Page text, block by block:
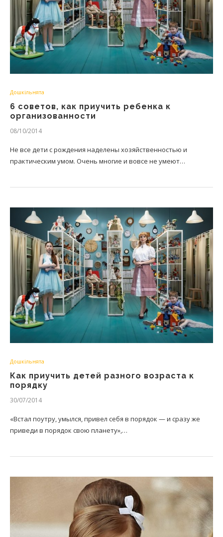
Дошкільнята
6 советов, как приучить ребенка к
организованности
08/10/2014
Не все дети с рождения наделены хозяйственностью и
практическим умом. Очень многие и вовсе не умеют…
Дошкільнята
Как приучить детей разного возраста к
порядку
30/07/2014
«Встал поутру, умылся, привел себя в порядок — и сразу же
приведи в порядок свою планету»,…